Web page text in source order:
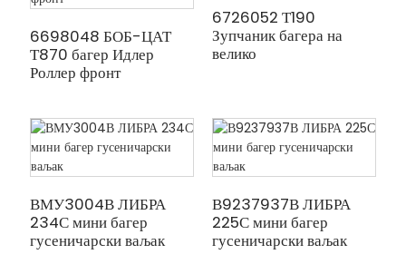
6698048 БОБ-ЦАТ
Т870 багер Идлер
Роллер фронт
6726052 Т190
Зупчаник багера на
велико
ВМУ3004В ЛИБРА
234С мини багер
гусеничарски ваљак
В9237937В ЛИБРА
225С мини багер
гусеничарски ваљак